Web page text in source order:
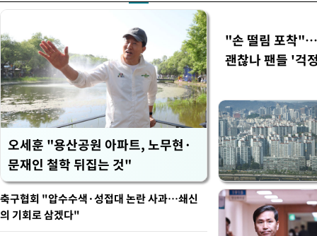
오세훈 "용산공원 아파트, 노무현·
문재인 철학 뒤집는 것"
"손 떨림 포착
괜찮나 팬들 '걱
축구협회 "압수수색·성접대 논란 사과…쇄신
의 기회로 삼겠다"